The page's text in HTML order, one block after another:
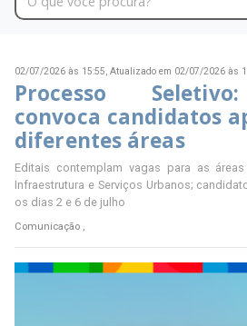
02/07/2026 às 15:55, Atualizado em 02/07/2026 às
Processo
convoca candidatos
diferentes áreas
Editais contemplam vagas para as
Infraestrutura e Serviços Urbanos;
os dias 2 e 6 de julho
Comunicação ,